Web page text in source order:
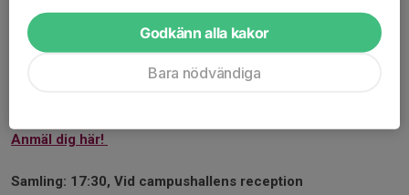
Föräldramöte den 27 April
21 apr, 21:18
Välkomna till föräldramöte!
Anmäl dig här!
Samling: 17:30, Vid campushallens reception
Godkänn alla kakor
Bara nödvändiga